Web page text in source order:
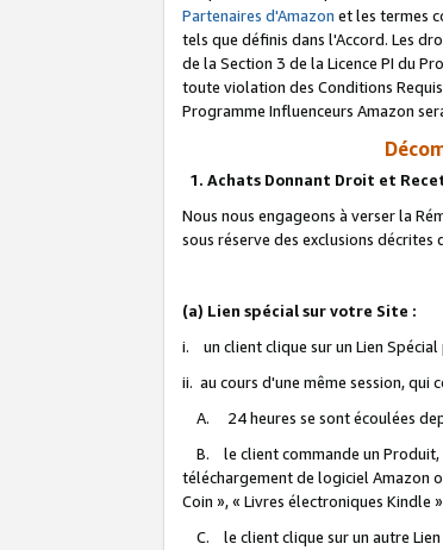
Partenaires d'Amazon et les termes
tels que définis dans l'Accord. Les
de la Section 3 de la Licence PI du
toute violation des Conditions
Programme Influenceurs Amazon
1. Achats Donnant Droit et
Nous nous engageons à verser la
sous réserve des exclusions
(a) Lien spécial sur votre Site :
i. un client clique sur un Lien
ii. au cours d'une même session, qui
A. 24 heures se sont écoulées
B. le client commande un Produit,
téléchargement de logiciel Amazon
Coin », « Livres électroniques Kindle
C. le client clique sur un autre Lien